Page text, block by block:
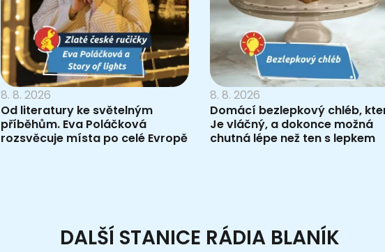
8. 8. 2026
Od literatury ke světelným
příběhům. Eva Poláčková
rozsvěcuje místa po celé Evropě
8. 8. 2026
Domácí bezlepkový chléb,
Je vláčný, a dokonce možná
chutná lépe než ten s lepkem
DALŠÍ STANICE RÁDIA BLANÍK